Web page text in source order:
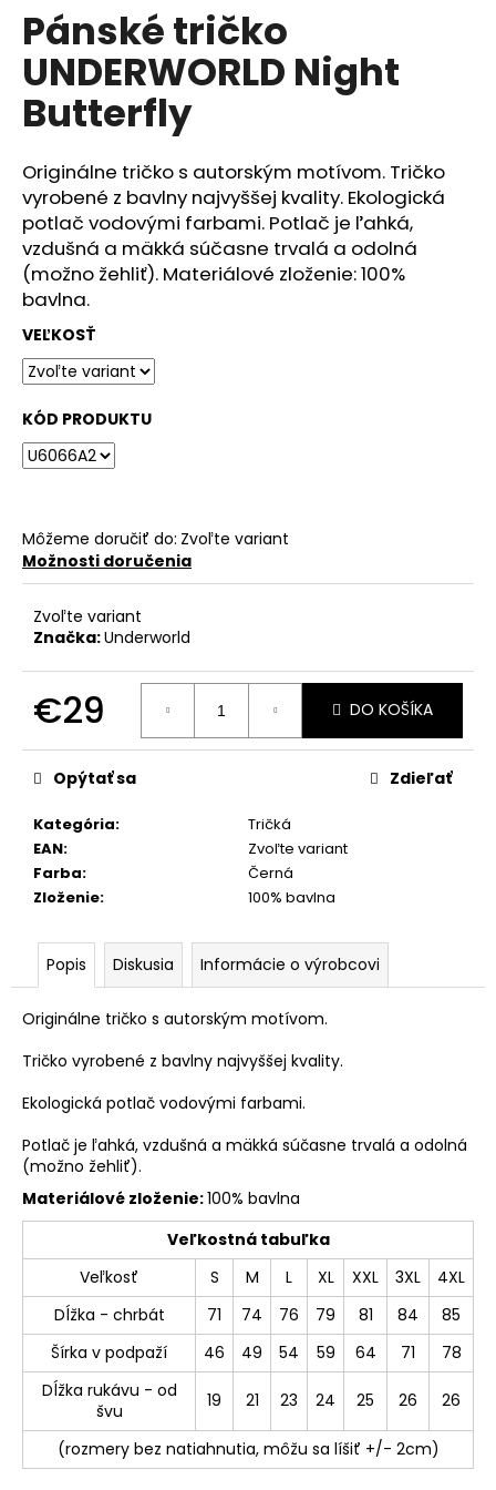
produktu
je
4,0
z
5
hviezdičiek.
Pánské tričko
UNDERWORLD Night
Butterfly
Originálne tričko s autorským motívom. Tričko
vyrobené z bavlny najvyššej kvality. Ekologická
potlač vodovými farbami. Potlač je ľahká,
vzdušná a mäkká súčasne trvalá a odolná
(možno žehliť). Materiálové zloženie: 100%
bavlna.
VEĽKOSŤ
KÓD PRODUKTU
Môžeme doručiť do: Zvoľte variant
Možnosti doručenia
Zvoľte variant
Značka:Underworld
€29
cena:
DO KOŠÍKA
Kategória:
Tričká
EAN:
Zvoľte variant
Farba:
Černá
Zloženie: 100% bavlna
Opýtať sa Zdieľať
Popis Diskusia Informácie o výrobcovi
Originálne tričko s autorským motívom.
Tričko vyrobené z bavlny najvyššej kvality.
Ekologická potlač vodovými farbami.
Potlač je ľahká, vzdušná a mäkká súčasne trvalá a odolná
(možno žehliť).
Materiálové zloženie:100% bavlna
Veľkostná tabuľka
Veľkosť
S M L XL XXL 3XL
4XL
Dĺžka - chrbát
71 74 76 79 81 84
85
Šírka v podpaží
46 49 54 59 64 71
78
Dĺžka rukávu - od
švu
19 21 23 24 25 26 26
(rozmery bez natiahnutia, môžu sa líšiť +/- 2cm)
a
m
e
TRIČKO
UNDERWORLD
COMPASS
€29